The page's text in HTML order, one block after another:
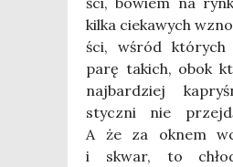
kil­ka cie­ka­wych
ści, wśród któ­rych
parę takich, obok
naj­bar­dziej
stycz­ni nie
A że za oknem
i skwar, to